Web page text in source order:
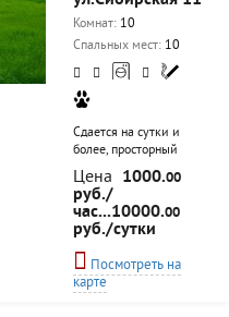
проживания,
интернет wi-fi, и
чистое постельное
белье, полотенца. С
лоджии открывается
Комнат: 10
Спальных мест: 10
Сдается на сутки и
более, просторный
коттедж (360 м2) в
поселке
Кафтанчиково (12 км
от города) для
проведения
праздников,
мероприятий и просто
хорошего отдыха с
Цена 1000.00
руб./
час...10000.00
руб./сутки
Посмотреть на
карте